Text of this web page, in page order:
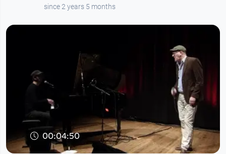
since 2 years 5 months
00:04:50